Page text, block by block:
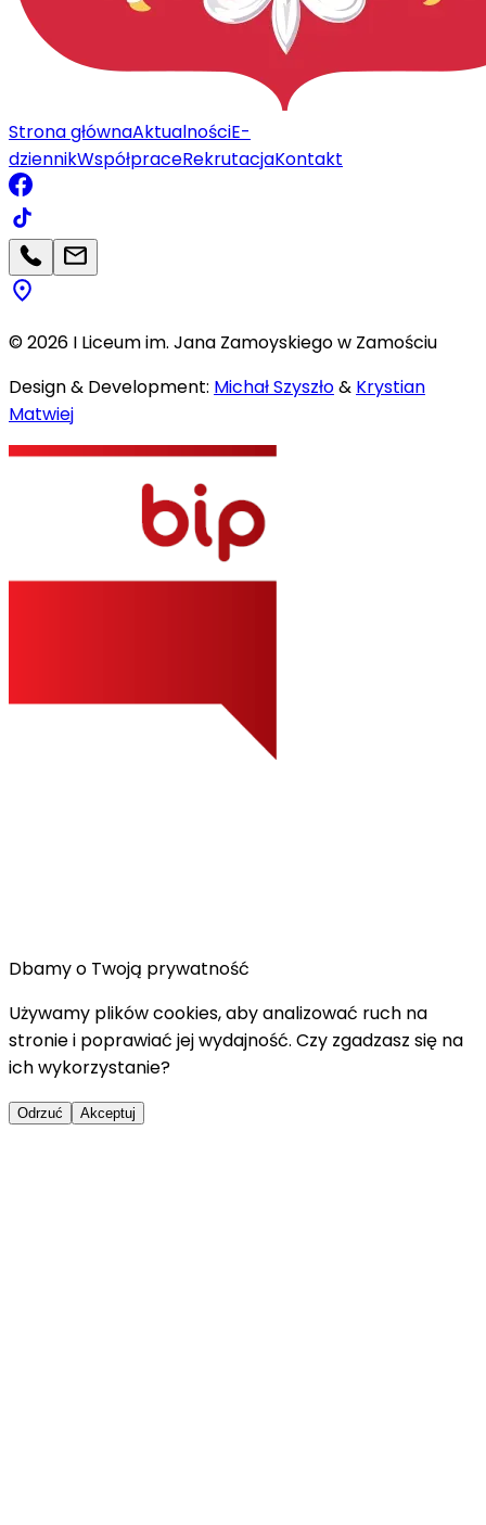
Strona głównaAktualnościE-
dziennikWspółpraceRekrutacjaKontakt
©2026 I Liceum im. Jana Zamoyskiego w Zamościu
Design & Development: Michał Szyszło& Krystian
Matwiej
Dbamy o Twoją prywatność
Używamy plików cookies, aby analizować ruch na
stronie i poprawiać jej wydajność. Czy zgadzasz się na
ich wykorzystanie?
Odrzuć Akceptuj